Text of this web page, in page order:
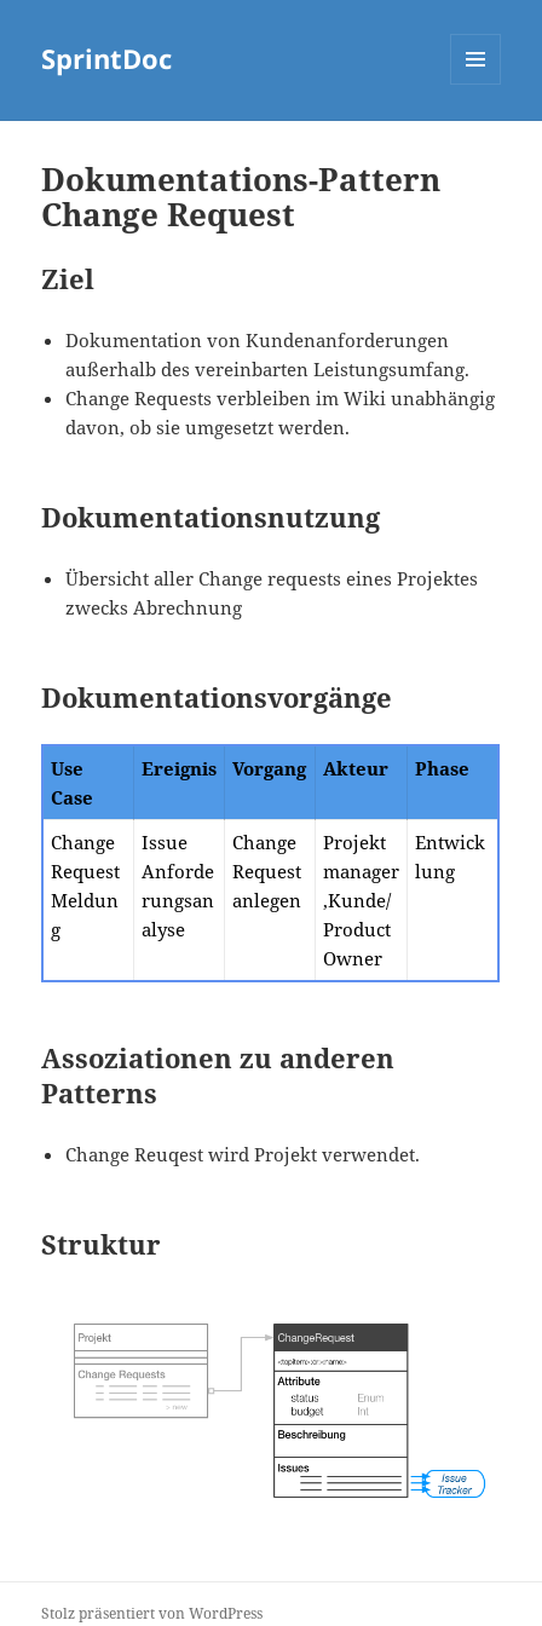
SprintDoc
Dokumentations-Pattern
Change Request
Ziel
Dokumentation von Kundenanforderungen
außerhalb des vereinbarten Leistungsumfang.
Change Requests verbleiben im Wiki unabhängig
davon, ob sie umgesetzt werden.
Dokumentationsnutzung
Übersicht aller Change requests eines Projektes
zwecks Abrechnung
Dokumentationsvorgänge
Use
Case
Ereignis Vorgang Akteur Phase
Change
Request
Meldun
g
Issue
Anforde
rungsan
alyse
Change
Request
anlegen
Projekt
manager
,Kunde/
Product
Owner
Entwick
lung
Assoziationen zu anderen
Patterns
Change Reuqest wird Projekt verwendet.
Struktur
Stolz präsentiert von WordPress